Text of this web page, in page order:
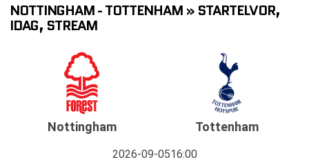
NOTTINGHAM - TOTTENHAM » STARTELVOR,
IDAG, STREAM
Nottingham
2026-09-0516:00
Tottenham